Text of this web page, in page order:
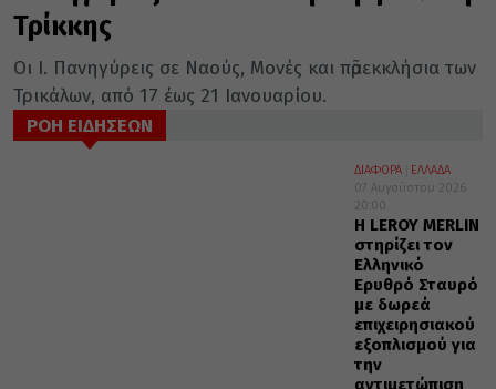
Τρίκκης
Οι Ι. Πανηγύρεις σε Ναούς, Μονές και πᾶρεκκλήσια των
Τρικάλων, από 17 έως 21 Ιανουαρίου.
ΡΟΗ ΕΙΔΗΣΕΩΝ
ΔΙΑΦΟΡΑ
ΕΛΛΑΔΑ
07 Αυγούστου 2026
20:00
Η LEROY MERLIN
στηρίζει τον
Ελληνικό
Ερυθρό Σταυρό
με δωρεά
επιχειρησιακού
εξοπλισμού για
την
αντιμετώπιση